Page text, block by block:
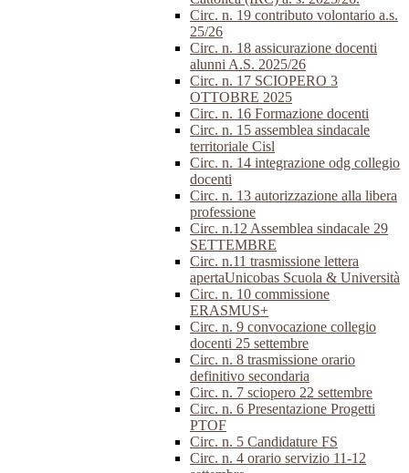
Circ. n. 19 contributo volontario a.s.
25/26
Circ. n. 18 assicurazione docenti
alunni A.S. 2025/26
Circ. n. 17 SCIOPERO 3
OTTOBRE 2025
Circ. n. 16 Formazione docenti
Circ. n. 15 assemblea sindacale
territoriale Cisl
Circ. n. 14 integrazione odg collegio
docenti
Circ. n. 13 autorizzazione alla libera
professione
Circ. n.12 Assemblea sindacale 29
SETTEMBRE
Circ. n.11 trasmissione lettera
apertaUnicobas Scuola & Università
Circ. n. 10 commissione
ERASMUS+
Circ. n. 9 convocazione collegio
docenti 25 settembre
Circ. n. 8 trasmissione orario
definitivo secondaria
Circ. n. 7 sciopero 22 settembre
Circ. n. 6 Presentazione Progetti
PTOF
Circ. n. 5 Candidature FS
Circ. n. 4 orario servizio 11-12